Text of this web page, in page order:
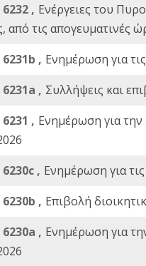
, Ενέργειες του
από τις
, Ενημέρωση για
, Συλλήψεις και
, Ενημέρωση για
, Ενημέρωση για
, Επιβολή
, Ενημέρωση για